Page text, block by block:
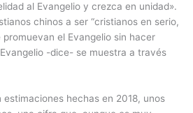
al Evangelio y crezca en unidad».
chinos a ser “cristianos en serio,
el Evangelio sin hacer
-dice- se muestra a través
estimaciones hechas en 2018, unos